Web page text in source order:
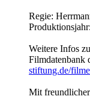
Regie:
Weitere Infos
Filmdatenbank
stiftung.de/
Mit